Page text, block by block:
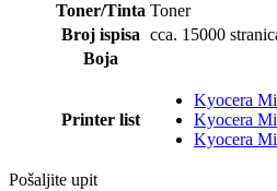
Toner/Tinta Toner
Broj ispisa cca. 15000
Boja
Printer list
Kyocera
Kyocera
Kyocera
Pošaljite upit